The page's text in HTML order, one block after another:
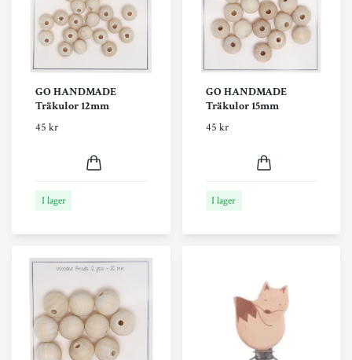
GO HANDMADE
Träkulor 12mm
45 kr
I lager
GO HANDMADE
Träkulor 15mm
45 kr
I lager